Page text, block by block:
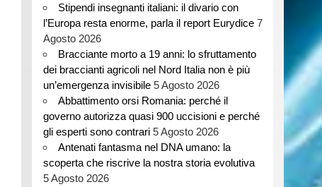
Stipendi insegnanti italiani: il divario con
l’Europa resta enorme, parla il report Eurydice 7
Agosto 2026
Bracciante morto a 19 anni: lo sfruttamento
dei braccianti agricoli nel Nord Italia non è più
un’emergenza invisibile 5 Agosto 2026
Abbattimento orsi Romania: perché il
governo autorizza quasi 900 uccisioni e perché
gli esperti sono contrari 5 Agosto 2026
Antenati fantasma nel DNA umano: la
scoperta che riscrive la nostra storia evolutiva
5 Agosto 2026